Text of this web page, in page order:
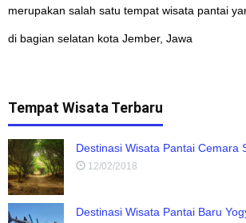
merupakan salah satu tempat wisata pantai
di bagian selatan kota Jember, Jawa
Tempat Wisata Terbaru
Destinasi Wisata Pantai Cemara
12/02/2018
Destinasi Wisata Pantai Baru